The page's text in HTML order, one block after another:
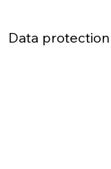
Data